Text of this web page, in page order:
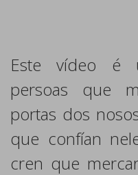
Este vídeo é
persoas que
portas dos
que confían
cren que